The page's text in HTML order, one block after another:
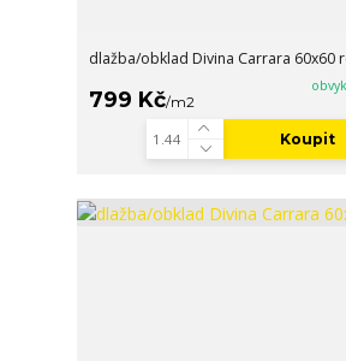
dlažba/obklad Divina Carrara 60x60
799 Kč/m2
Koupit